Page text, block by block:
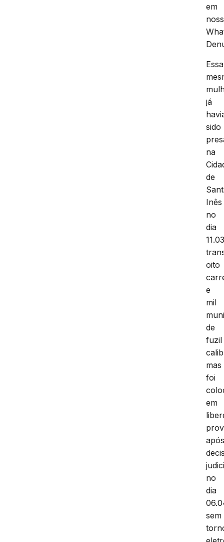
em
Essa
já
sido
na
de
Inês
no
dia
oito
e
mil
de
fuzil
mas
foi
em
no
dia
sem